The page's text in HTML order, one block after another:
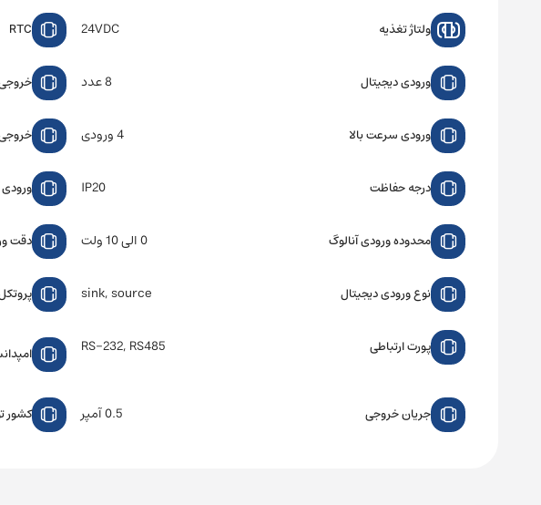
ولتاژ تغذیه 24VDC
RTC
ورودی دیجیتال 8 عدد
ورودی سرعت بالا 4 ورودی
درجه حفاظت IP20 ورودی
محدوده ورودی آنالوگ 0 الی 10 ولت دقت
نوع ورودی دیجیتال sink, source
پورت ارتباطی RS-232, RS485
جریان خروجی 0.5 آمپر کشور